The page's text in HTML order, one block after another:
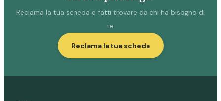
Reclama la tua scheda e fatti trovare da chi ha bisogno di
te.
Reclama la tua scheda